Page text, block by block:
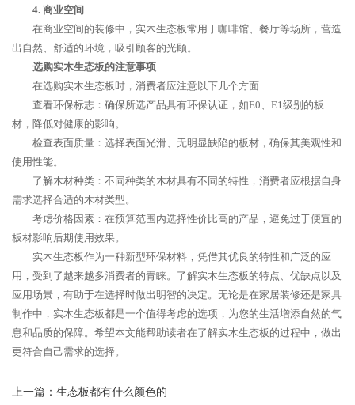
4. 商业空间
在商业空间的装修中，实木生态板常用于咖啡馆、餐厅等场所，营造
出自然、舒适的环境，吸引顾客的光顾。
选购实木生态板的注意事项
在选购实木生态板时，消费者应注意以下几个方面
查看环保标志：确保所选产品具有环保认证，如E0、E1级别的板
材，降低对健康的影响。
检查表面质量：选择表面光滑、无明显缺陷的板材，确保其美观性和
使用性能。
了解木材种类：不同种类的木材具有不同的特性，消费者应根据自身
需求选择合适的木材类型。
考虑价格因素：在预算范围内选择性价比高的产品，避免过于便宜的
板材影响后期使用效果。
实木生态板作为一种新型环保材料，凭借其优良的特性和广泛的应
用，受到了越来越多消费者的青睐。了解实木生态板的特点、优缺点以及
应用场景，有助于在选择时做出明智的决定。无论是在家居装修还是家具
制作中，实木生态板都是一个值得考虑的选项，为您的生活增添自然的气
息和品质的保障。希望本文能帮助读者在了解实木生态板的过程中，做出
更符合自己需求的选择。
上一篇： 生态板都有什么颜色的